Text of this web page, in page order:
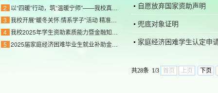
自愿放弃国家资助声明
兜底对象证明
家庭经济困难学生认定申
共28条 1/3 首页 上页 下页
2 以“四暖”行动，筑“温暖宁师”——我校真情关
3 我校开展“暖冬关怀·情系学子”活动 精准帮扶家
4 我校2025年学生资助素质能力暨金融知识竞赛校级
5 2025届家庭经济困难毕业生就业补助金公示